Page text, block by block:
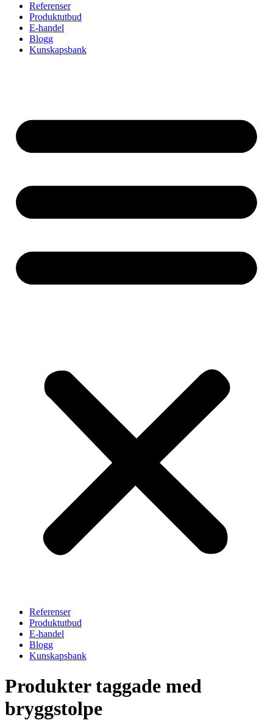
Referenser
Produktutbud
E-handel
Blogg
Kunskapsbank
Referenser
Produktutbud
E-handel
Blogg
Kunskapsbank
Produkter taggade med
bryggstolpe